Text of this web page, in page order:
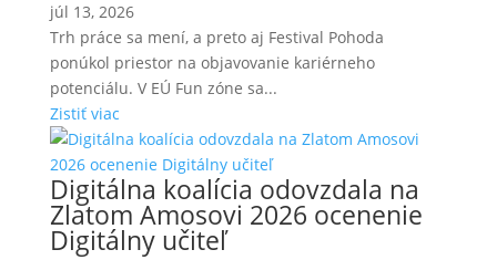
júl 13, 2026
Trh práce sa mení, a preto aj Festival Pohoda
ponúkol priestor na objavovanie kariérneho
potenciálu. V EÚ Fun zóne sa...
Zistiť viac
Digitálna koalícia odovzdala na
Zlatom Amosovi 2026 ocenenie
Digitálny učiteľ